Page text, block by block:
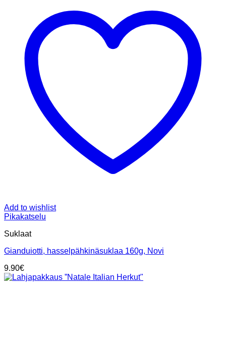
Add to wishlist
Pikakatselu
Suklaat
Gianduiotti, hasselpähkinäsuklaa 160g, Novi
9.90€